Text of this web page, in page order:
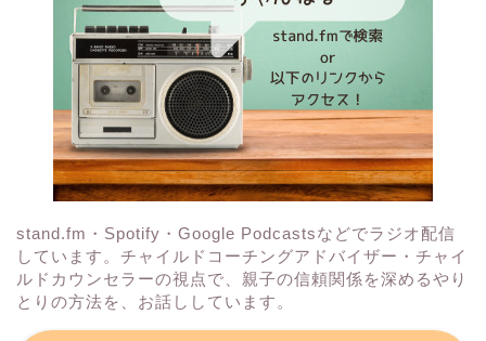
stand.fm・Spotify・Google Podcastsなどでラジオ配信
しています。チャイルドコーチングアドバイザー・チャイ
ルドカウンセラーの視点で、親子の信頼関係を深めるやり
とりの方法を、お話ししています。